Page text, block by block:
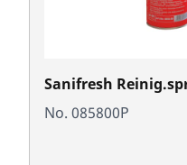
Sanifresh
No. 085800P